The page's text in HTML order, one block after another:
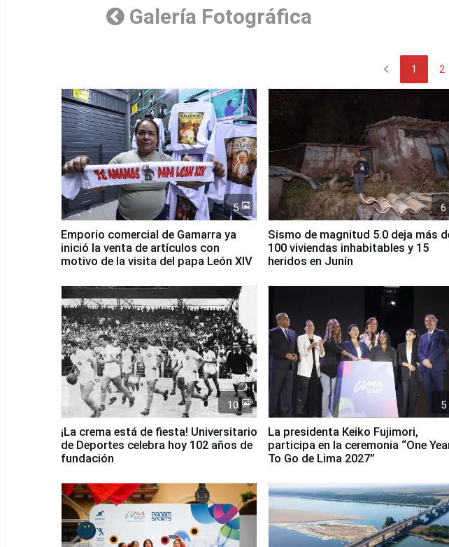
Galería Fotográfica
chevron_left 1 2
5
Emporio comercial de Gamarra ya
inició la venta de artículos con
motivo de la visita del papa León XIV
6
Sismo de magnitud 5.0 deja más
100 viviendas inhabitables y 15
heridos en Junín
10
¡La crema está de fiesta! Universitario
de Deportes celebra hoy 102 años de
fundación
5
La presidenta Keiko Fujimori,
participa en la ceremonia “One
To Go de Lima 2027”